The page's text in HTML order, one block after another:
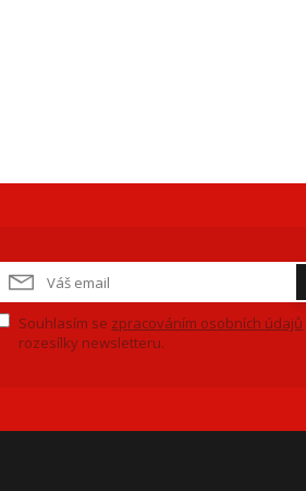
Souhlasím se zpracováním osobních údajů
rozesílky newsletteru.